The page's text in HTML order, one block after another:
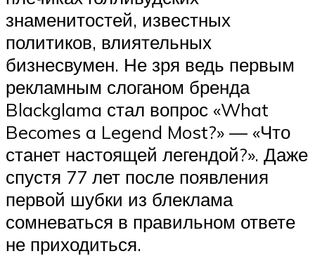
знаменитостей, известных
политиков, влиятельных
бизнесвумен. Не зря ведь первым
рекламным слоганом бренда
Blackglama стал вопрос «What
Becomes a Legend Most?» — «Что
станет настоящей легендой?». Даже
спустя 77 лет после появления
первой шубки из блеклама
сомневаться в правильном ответе
не приходиться.